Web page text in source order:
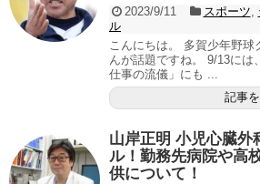
2023/9/11 スポーツ,
ル
こんにちは。 多賀少年野球
んが話題ですね。 9/13には
仕事の流儀」にも ...
記事
山岸正明 小児心臓外
ル！勤務先病院や高
供について！